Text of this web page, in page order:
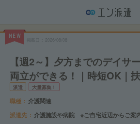
NEW
【週2～】夕方までのデイサ
両立ができる！｜時短OK｜
派遣 大量募集！
職種
介護関連
派遣先
介護施設や病院 ※ご自宅近辺からご案